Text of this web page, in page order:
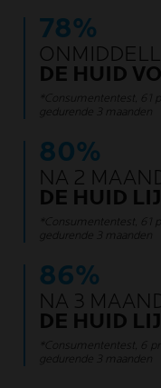
78%
DE HUID
*Consumententest, 61
gedurende 3 maanden
80%
NA 2
DE HUID
*Consumententest, 61
gedurende 3 maanden
86%
NA 3
DE HUID
*Consumententest, 6
gedurende 3 maanden